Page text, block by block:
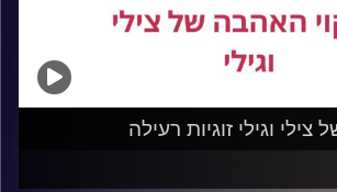
וגילי זוגיות רעילה